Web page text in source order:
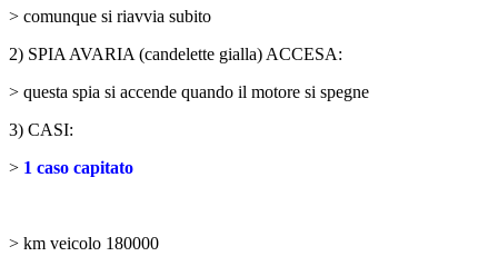
> comunque si riavvia subito
2) SPIA AVARIA (candelette gialla) ACCESA:
> questa spia si accende quando il motore si spegne
3) CASI:
> 1 caso capitato
> km veicolo 180000